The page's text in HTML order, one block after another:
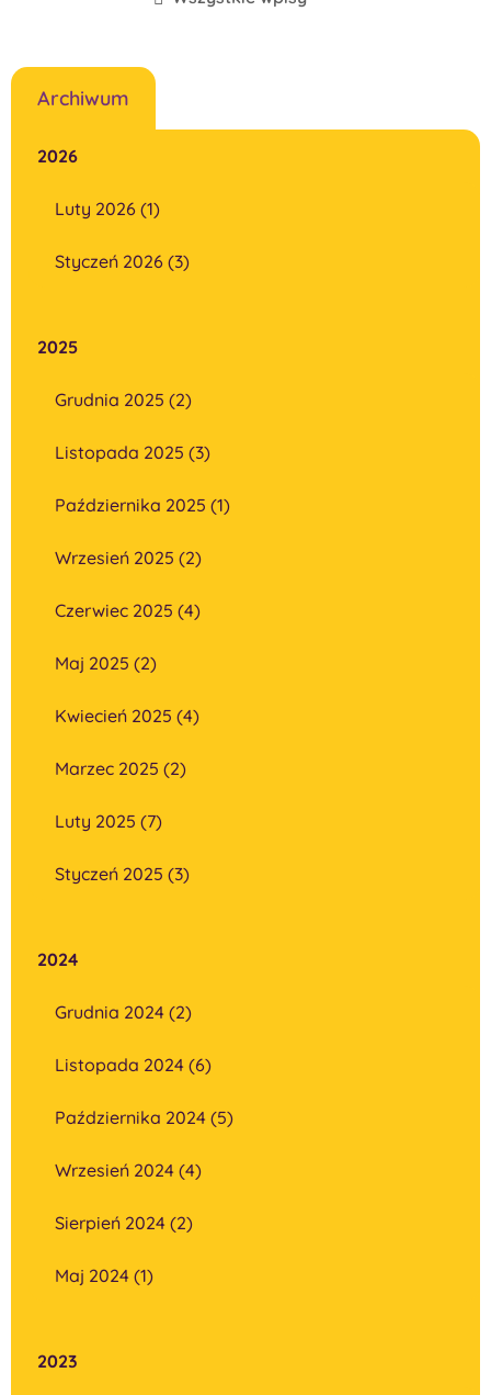
Archiwum
2026
Luty 2026 (1)
Styczeń 2026 (3)
2025
Grudnia 2025 (2)
Listopada 2025 (3)
Października 2025 (1)
Wrzesień 2025 (2)
Czerwiec 2025 (4)
Maj 2025 (2)
Kwiecień 2025 (4)
Marzec 2025 (2)
Luty 2025 (7)
Styczeń 2025 (3)
2024
Grudnia 2024 (2)
Listopada 2024 (6)
Października 2024 (5)
Wrzesień 2024 (4)
Sierpień 2024 (2)
Maj 2024 (1)
2023